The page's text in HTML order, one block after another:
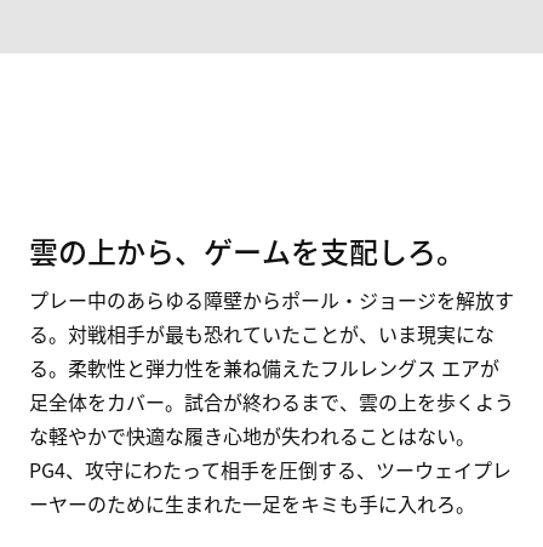
雲の上から、ゲームを支配しろ。
プレー中のあらゆる障壁からポール・ジョージを解放す
る。対戦相手が最も恐れていたことが、いま現実にな
る。柔軟性と弾力性を兼ね備えたフルレングス エアが
足全体をカバー。試合が終わるまで、雲の上を歩くよう
な軽やかで快適な履き心地が失われることはない。
PG4、攻守にわたって相手を圧倒する、ツーウェイプレ
ーヤーのために生まれた一足をキミも手に入れろ。